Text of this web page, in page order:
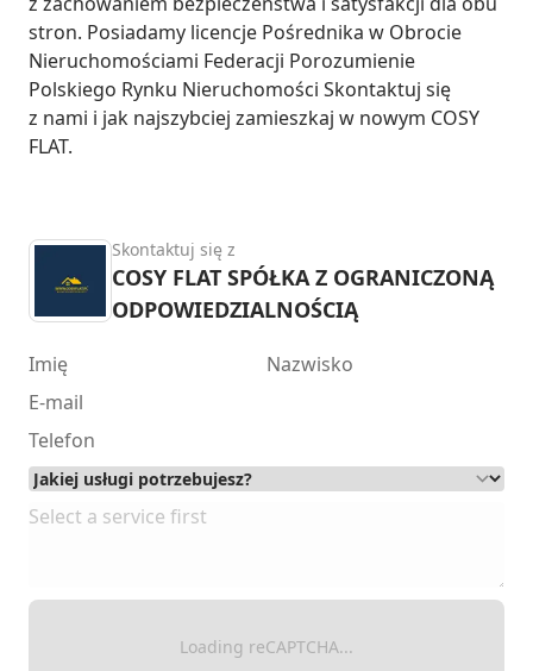
stron. Posiadamy licencje Pośrednika w Obrocie
Nieruchomościami Federacji Porozumienie
Polskiego Rynku Nieruchomości Skontaktuj się
z nami i jak najszybciej zamieszkaj w nowym COSY
FLAT.
Skontaktuj się z
COSY FLAT SPÓŁKA Z OGRANICZONĄ
ODPOWIEDZIALNOŚCIĄ
Loading reCAPTCHA...